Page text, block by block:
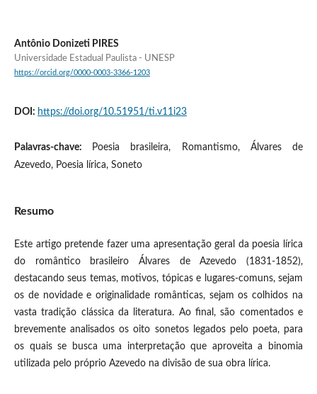
Antônio Donizeti PIRES
Universidade Estadual Paulista - UNESP
https://orcid.org/0000-0003-3366-1203
DOI: https://doi.org/10.51951/ti.v11i23
Palavras-chave:
Poesia brasileira, Romantismo, Álvares de
Azevedo, Poesia lírica, Soneto
Resumo
Este artigo pretende fazer uma apresentação geral da poesia lírica
do romântico brasileiro Álvares de Azevedo (1831-1852),
destacando seus temas, motivos, tópicas e lugares-comuns, sejam
os de novidade e originalidade românticas, sejam os colhidos na
vasta tradição clássica da literatura. Ao final, são comentados e
brevemente analisados os oito sonetos legados pelo poeta, para
os quais se busca uma interpretação que aproveita a binomia
utilizada pelo próprio Azevedo na divisão de sua obra lírica.